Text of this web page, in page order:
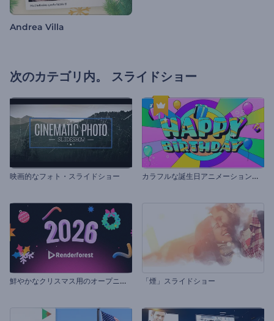
Andrea Villa
次のカテゴリ内。 スライドショー
映画的なフォト・スライドショー カ
ラフルな誕生日アニメーションパック
鮮
やかなクリスマス用のオープニング動画 「煙」スライドショー